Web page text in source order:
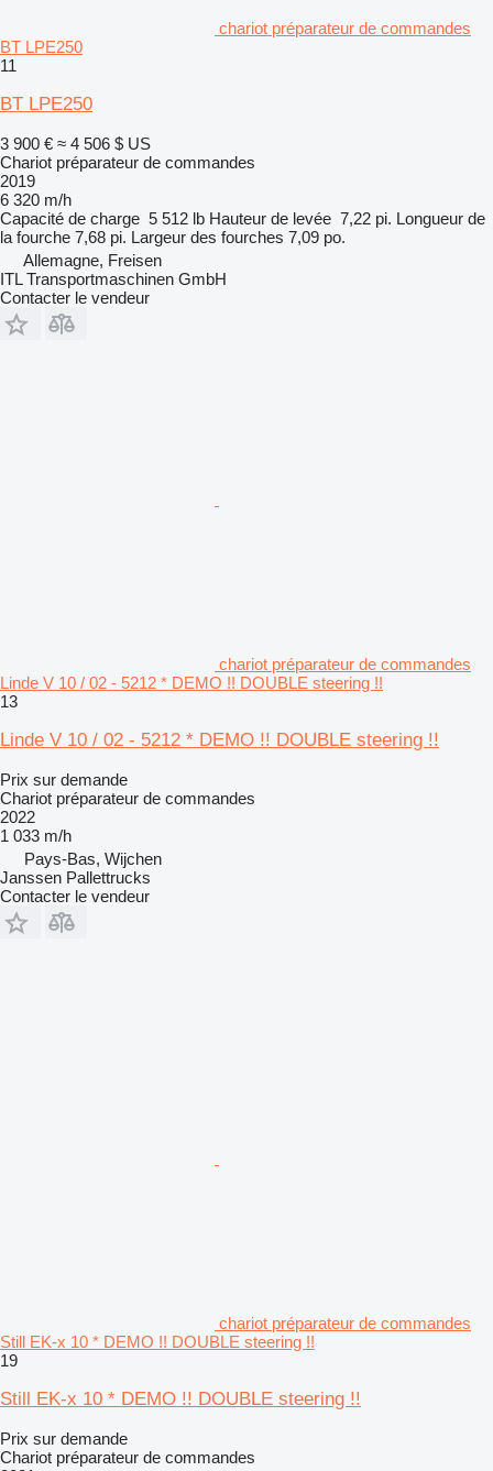
chariot préparateur de commandes
BT LPE250
11
BT LPE250
3 900 € ≈ 4 506 $ US
Chariot préparateur de commandes
2019
6 320 m/h
Capacité de charge 5 512 lb Hauteur de levée 7,22 pi. Longueur de
la fourche 7,68 pi. Largeur des fourches 7,09 po.
Allemagne, Freisen
ITL Transportmaschinen GmbH
Contacter le vendeur
chariot préparateur de commandes
Linde V 10 / 02 - 5212 * DEMO !! DOUBLE steering !!
13
Linde V 10 / 02 - 5212 * DEMO !! DOUBLE steering !!
Prix sur demande
Chariot préparateur de commandes
2022
1 033 m/h
Pays-Bas, Wijchen
Janssen Pallettrucks
Contacter le vendeur
chariot préparateur de commandes
Still EK-x 10 * DEMO !! DOUBLE steering !!
19
Still EK-x 10 * DEMO !! DOUBLE steering !!
Prix sur demande
Chariot préparateur de commandes